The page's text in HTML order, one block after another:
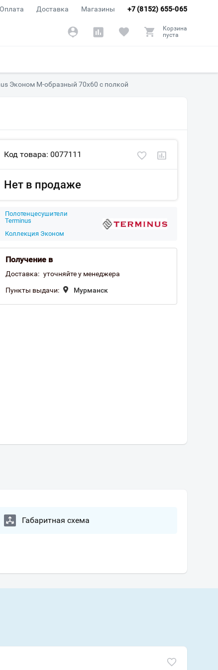
+7 (8152) 655-065
Оплата Доставка Магазины
Корзина
пуста
Эконом М-образный 70х60 с полкой
Код товара: 0077111
Нет в продаже
Полотенцесушители
Terminus
Коллекция Эконом
Получение в
Доставка: уточняйте у менеджера
Пункты выдачи: Мурманск
Габаритная схема